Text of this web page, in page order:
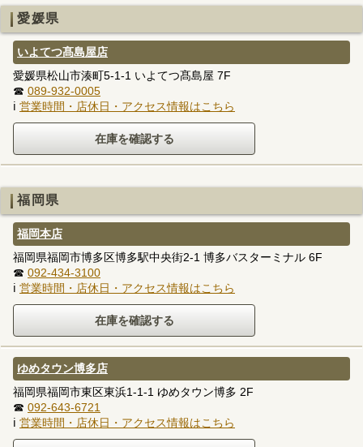
愛媛県
いよてつ髙島屋店
愛媛県松山市湊町5-1-1 いよてつ髙島屋 7F
☎ 089-932-0005
ℹ 営業時間・店休日・アクセス情報はこちら
福岡県
福岡本店
福岡県福岡市博多区博多駅中央街2-1 博多バスターミナル 6F
☎ 092-434-3100
ℹ 営業時間・店休日・アクセス情報はこちら
ゆめタウン博多店
福岡県福岡市東区東浜1-1-1 ゆめタウン博多 2F
☎ 092-643-6721
ℹ 営業時間・店休日・アクセス情報はこちら